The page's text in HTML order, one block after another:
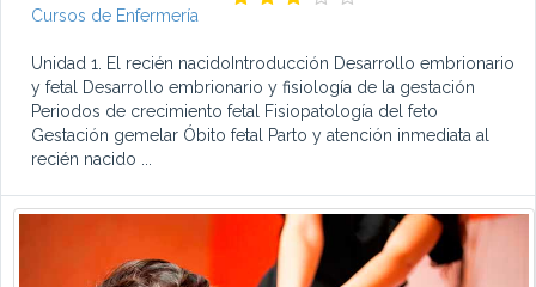
Cursos de Enfermería
Unidad 1. El recién nacidoIntroducción Desarrollo embrionario
y fetal Desarrollo embrionario y fisiología de la gestación
Periodos de crecimiento fetal Fisiopatología del feto
Gestación gemelar Óbito fetal Parto y atención inmediata al
recién nacido ...